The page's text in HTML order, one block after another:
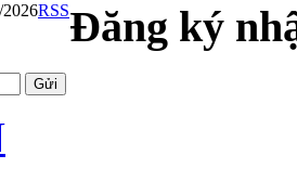
RSSĐăng ký